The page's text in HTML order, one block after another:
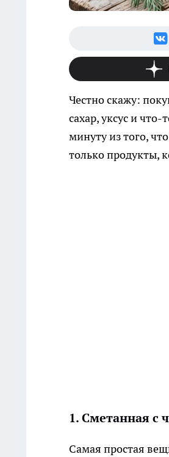
Честно скажу:
сахар, уксус и
минуту из того,
только продукты,
1. Сметанная с
Самая простая